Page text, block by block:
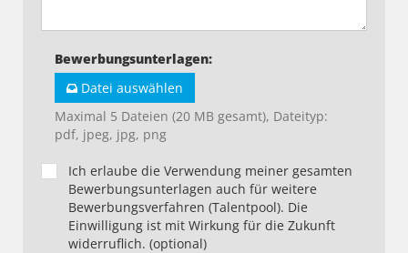
Bewerbungsunterlagen:
Datei auswählen
Maximal 5 Dateien (20 MB gesamt), Dateityp:
pdf, jpeg, jpg, png
Ich erlaube die Verwendung meiner gesamten
Bewerbungsunterlagen auch für weitere
Bewerbungsverfahren (Talentpool). Die
Einwilligung ist mit Wirkung für die Zukunft
widerruflich. (optional)